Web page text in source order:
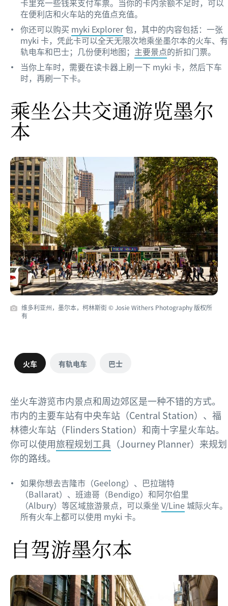
卡里充一些钱来支付车票。当你的卡内余额不足时，可以
在便利店和火车站的充值点充值。
你还可以购买 myki Explorer 包，其中的内容包括：一张
myki 卡，凭此卡可以全天无限次地乘坐墨尔本的火车、有
轨电车和巴士；几份便利地图； 主要景点的折扣门票。
当你上车时，需要在读卡器上刷一下 myki 卡，然后下车
时，再刷一下卡。
乘坐公共交通游览墨尔
本
维多利亚州，墨尔本，柯林斯街 © Josie Withers Photography 版权所
有
火车 有轨电车 巴士
坐火车游览市内景点和周边郊区是一种不错的方式。
市内的主要车站有中央车站（Central Station）、福
林德火车站（Flinders Station）和南十字星火车站。
你可以使用旅程规划工具 （Journey Planner）来规划
你的路线。
如果你想去吉隆市（Geelong）、巴拉瑞特
（Ballarat）、班迪哥（Bendigo）和阿尔伯里
（Albury）等区域旅游景点，可以乘坐 V/Line 城际火车。
所有火车上都可以使用 myki 卡。
自驾游墨尔本